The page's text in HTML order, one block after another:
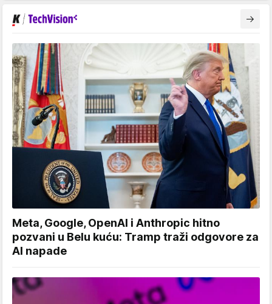
Meta, Google, OpenAI i Anthropic hitno
pozvani u Belu kuću: Tramp traži odgovore za
AI napade